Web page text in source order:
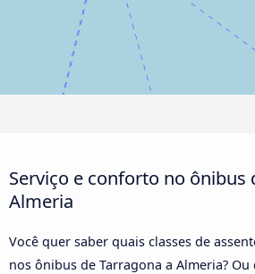
Serviço e conforto no ônibus
Almeria
Você quer saber quais classes de
nos ônibus de Tarragona a Almeria?